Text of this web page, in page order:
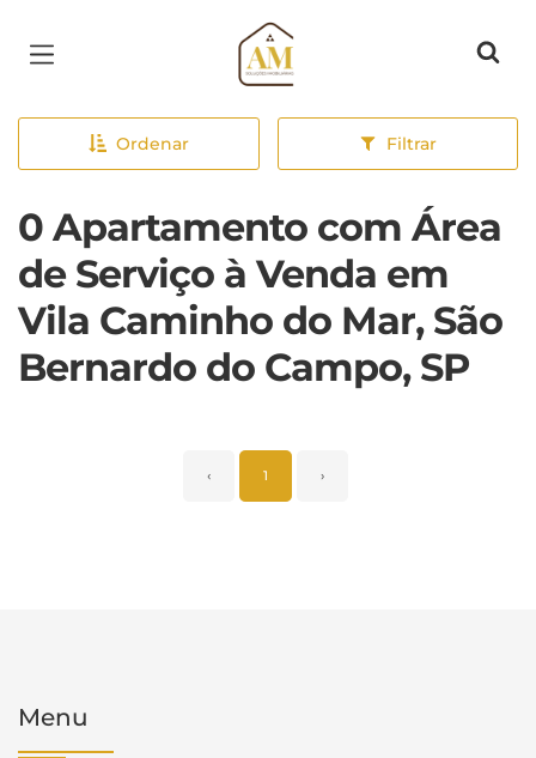
Página inicial
Ordenar Filtrar
0 Apartamento com Área
de Serviço à Venda em
Vila Caminho do Mar, São
Bernardo do Campo, SP
‹ 1 ›
Menu